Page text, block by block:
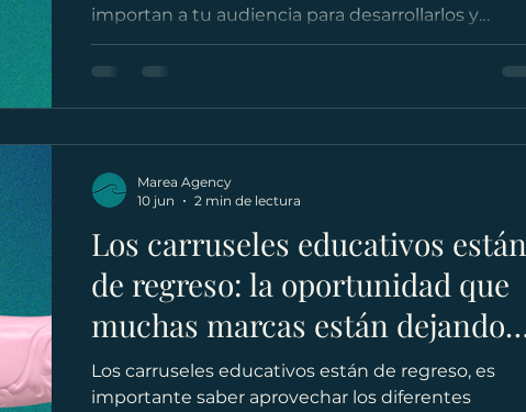
importan a tu audiencia para desarrollarlos y
comunicar con autoridad y confianza.
Los carruseles educativos están
de regreso: la oportunidad que
muchas marcas están dejando
pasar
Los carruseles educativos están de regreso, es
importante saber aprovechar los diferentes
Marea Agency
10 jun
2 min de lectura